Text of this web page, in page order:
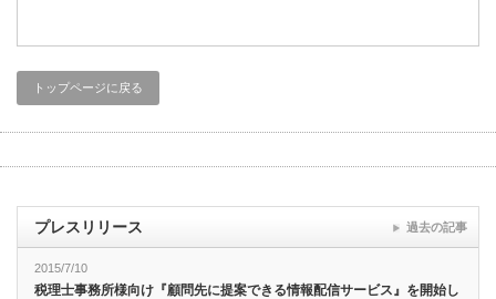
トップページに戻る
プレスリリース
2015/7/10
税理士事務所様向け『顧問先に提案できる情報配信サービス』を開始し
過去の記事